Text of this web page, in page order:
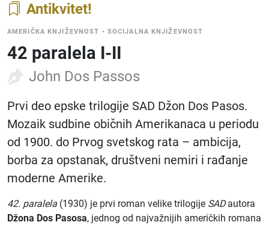
Antikvitet
AMERIČKA KNJIŽEVNOST • SOCIJALNA KNJIŽEVNOST
42 paralela I-II
John Dos Passos
Prvi deo epske trilogije SAD Džon Dos Pasos.
Mozaik sudbine običnih Amerikanaca u periodu
od 1900. do Prvog svetskog rata – ambicija,
borba za opstanak, društveni nemiri i rađanje
moderne Amerike.
42. paralela (1930) je prvi roman velike trilogije SADautora
Džona Dos Pasosa, jednog od najvažnijih američkih romana